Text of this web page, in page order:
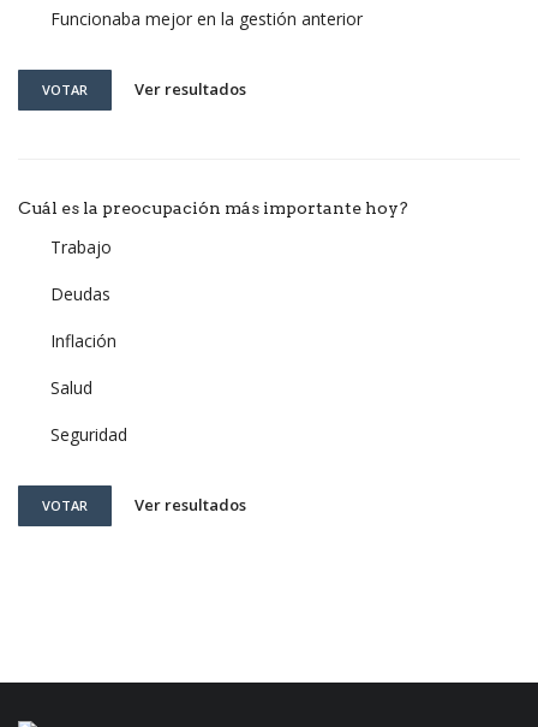
Funcionaba mejor en la gestión anterior
VOTAR Ver resultados
Cuál es la preocupación más importante hoy?
Trabajo
Deudas
Inflación
Salud
Seguridad
VOTAR Ver resultados